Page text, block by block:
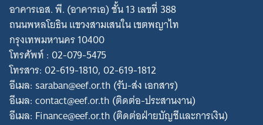
อาคารเอส. พี. (อาคารเอ) ชั้น 13 เลขที่ 388
ถนนพหลโยธิน แขวงสามเสนใน เขตพญาไท
กรุงเทพมหานคร 10400
โทรศัพท์ : 02-079-5475
โทรสาร: 02-619-1810, 02-619-1812
อีเมล: saraban@eef.or.th (รับ-ส่ง เอกสาร)
อีเมล: contact@eef.or.th (ติดต่อ-ประสานงาน)
อีเมล: Finance@eef.or.th (ติดต่อฝ่ายบัญชีและการเงิน)